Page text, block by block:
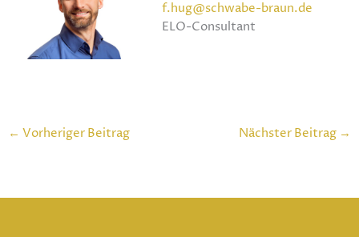
f.hug@schwabe-braun.de
ELO-Consultant
← Vorheriger Beitrag Nächster Beitrag →